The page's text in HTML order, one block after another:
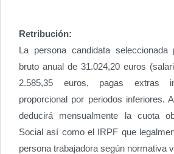
Retribución:
La persona candidata seleccionada
bruto anual de 31.024,20 euros
2.585,35 euros, pagas extras
proporcional por periodos inferiores.
deducirá mensualmente la cuota
Social así como el IRPF que
persona trabajadora según normativa